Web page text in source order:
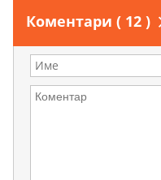
Коментари ( 12 )